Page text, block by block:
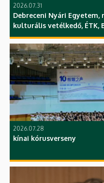
2026.07.31
Debreceni Nyári
kulturális vetélkedő, ÉTK,
2026.07.28
kínai kórusverseny